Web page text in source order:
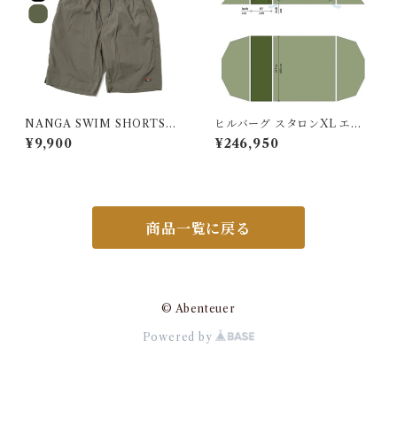
NANGA SWIM SHORTS／
ナンガ スイムショーツ
¥9,900
ヒルバーグ スタロンXL エク
ステンション タクティカ
ル ポールセット
¥246,950
商品一覧に戻る
© Abenteuer
Powered by